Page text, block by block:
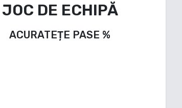
JOC DE ECHIPĂ
ACURATEȚE PASE %